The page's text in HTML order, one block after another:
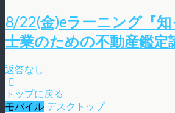
8/22(金)eラーニング『
士業のための不動産鑑定
返答なし
トップに戻る
モバイル デスクトップ